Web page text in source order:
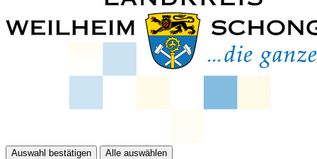
Auswahl bestätigen Alle auswählen